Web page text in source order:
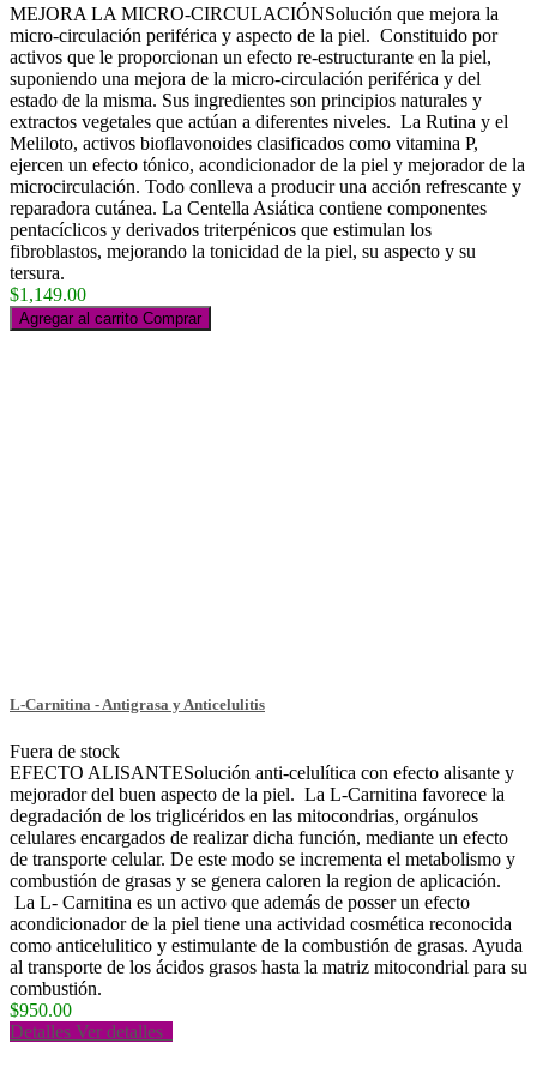
MEJORA LA MICRO-CIRCULACIÓNSolución que mejora la
micro-circulación periférica y aspecto de la piel. Constituido por
activos que le proporcionan un efecto re-estructurante en la piel,
suponiendo una mejora de la micro-circulación periférica y del
estado de la misma. Sus ingredientes son principios naturales y
extractos vegetales que actúan a diferentes niveles. La Rutina y el
Meliloto, activos bioflavonoides clasificados como vitamina P,
ejercen un efecto tónico, acondicionador de la piel y mejorador de la
microcirculación. Todo conlleva a producir una acción refrescante y
reparadora cutánea. La Centella Asiática contiene componentes
pentacíclicos y derivados triterpénicos que estimulan los
fibroblastos, mejorando la tonicidad de la piel, su aspecto y su
tersura.
$1,149.00
Agregar al carrito Comprar
L-Carnitina - Antigrasa y Anticelulitis
Fuera de stock
EFECTO ALISANTESolución anti-celulítica con efecto alisante y
mejorador del buen aspecto de la piel. La L-Carnitina favorece la
degradación de los triglicéridos en las mitocondrias, orgánulos
celulares encargados de realizar dicha función, mediante un efecto
de transporte celular. De este modo se incrementa el metabolismo y
combustión de grasas y se genera caloren la region de aplicación.
La L- Carnitina es un activo que además de posser un efecto
acondicionador de la piel tiene una actividad cosmética reconocida
como anticelulitico y estimulante de la combustión de grasas. Ayuda
al transporte de los ácidos grasos hasta la matriz mitocondrial para su
combustión.
$950.00
Detalles Ver detalles